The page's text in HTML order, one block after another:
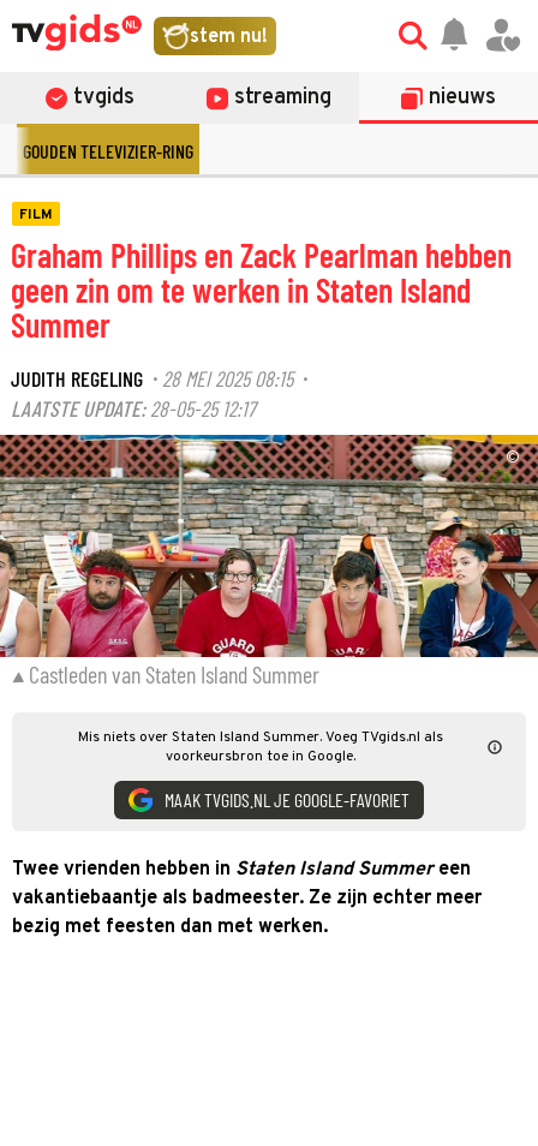
stem nu!
tvgids streaming nieuws
GOUDEN TELEVIZIER-RING
FILM
Graham Phillips en Zack Pearlman hebben
geen zin om te werken in Staten Island
Summer
JUDITH REGELING · 28 MEI 2025 08:15·
LAATSTE UPDATE: 28-05-25 12:17
©
Castleden van Staten Island Summer
Mis niets over Staten Island Summer. Voeg TVgids.nl als
voorkeursbron toe in Google.
MAAK TVGIDS.NL JE GOOGLE-FAVORIET
Twee vrienden hebben in Staten Island Summereen
vakantiebaantje als badmeester. Ze zijn echter meer
bezig met feesten dan met werken.